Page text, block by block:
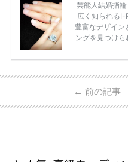
芸能人結婚指
広く知られる
豊富なデザイン
ングを見つけら
入が可能♩ コ
ビ 系 にて10月
#ファーストペ
← 前の記事